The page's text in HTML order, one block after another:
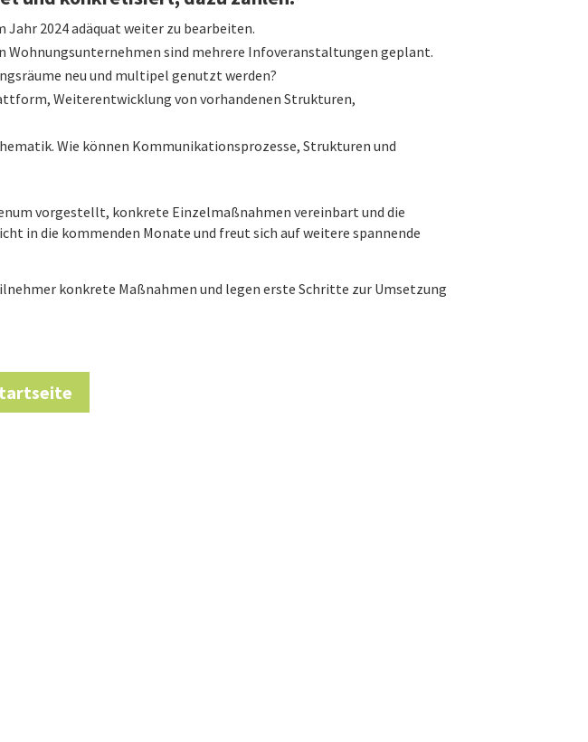
2024 adäquat weiter zu bearbeiten.
Wohnungsunternehmen sind mehrere Infoveranstaltungen geplant.
neu und multipel genutzt werden?
Weiterentwicklung von vorhandenen Strukturen,
Wie können Kommunikationsprozesse, Strukturen und
vorgestellt, konkrete Einzelmaßnahmen vereinbart und die
in die kommenden Monate und freut sich auf weitere spannende
konkrete Maßnahmen und legen erste Schritte zur Umsetzung